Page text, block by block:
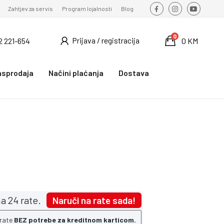
Zahtjev za servis Program lojalnosti Blog
221-654 Prijava / registracija 0 KM
0
Načini plaćanja
Dostava
24 rate. Naruči na rate sada!
BEZ potrebe za kreditnom karticom.